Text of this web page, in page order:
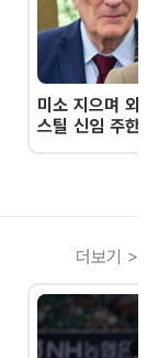
미소 지으며 외
스틸 신임 주한
더보기 >